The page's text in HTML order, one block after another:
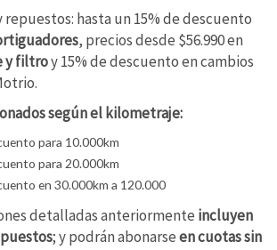
repuestos: hasta un 15% de descuento
, precios desde $56.990 en
y filtroy 15% de descuento en cambios
según el kilometraje:
para 10.000km
para 20.000km
en 30.000km a 120.000
detalladas anteriormente incluyen
; y podrán abonarseen cuotas sin